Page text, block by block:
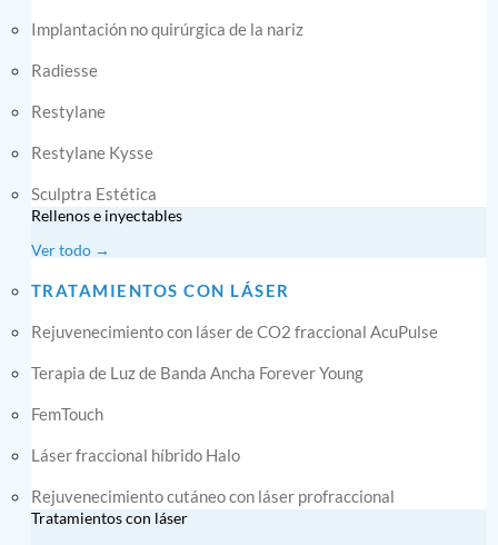
Implantación no quirúrgica de la nariz
Radiesse
Restylane
Restylane Kysse
Sculptra Estética
Rellenos e inyectables
Ver todo →
TRATAMIENTOS CON LÁSER
Rejuvenecimiento con láser de CO2 fraccional AcuPulse
Terapia de Luz de Banda Ancha Forever Young
FemTouch
Láser fraccional híbrido Halo
Rejuvenecimiento cutáneo con láser profraccional
Tratamientos con láser